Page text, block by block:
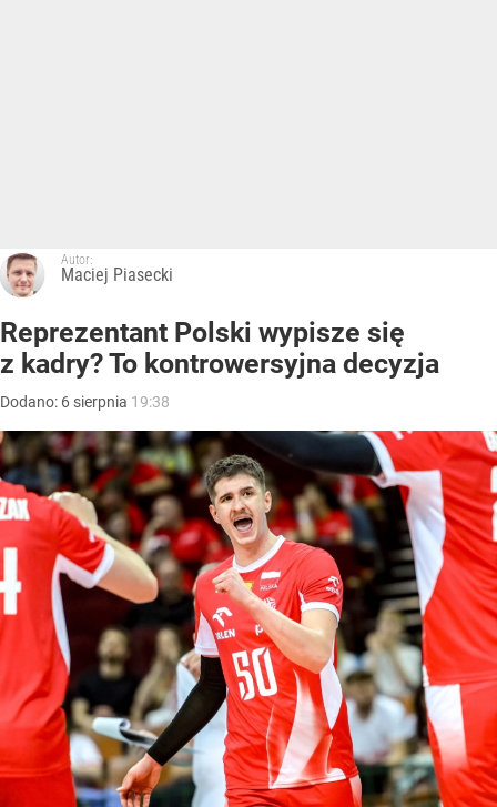
Autor:
Maciej Piasecki
Reprezentant Polski wypisze się
z kadry? To kontrowersyjna decyzja
Dodano: 6 sierpnia 19:38